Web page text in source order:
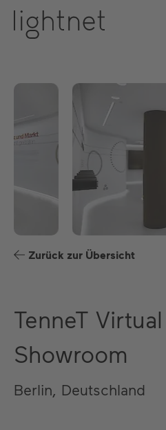
DE ES FR
Zurück zur Übersicht
TenneT
Showroom
Berlin, Deutschland